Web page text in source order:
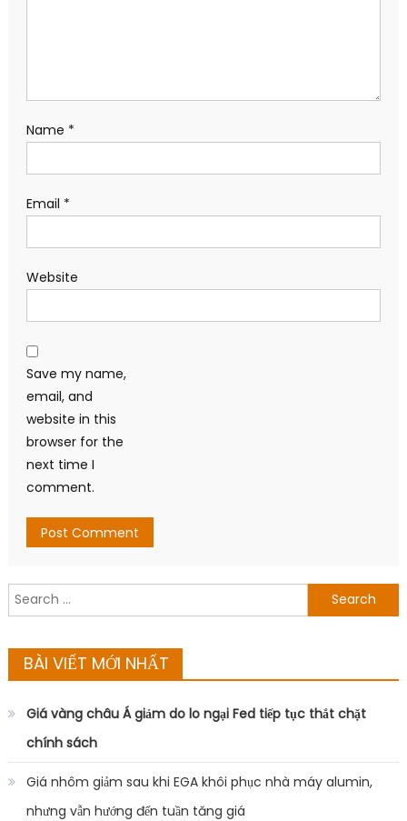
Name *
Email *
Website
Save my name,
email, and
website in this
browser for the
next time I
comment.
Search
for:
BÀI VIẾT MỚI NHẤT
Giá vàng châu Á giảm do lo ngại Fed tiếp tục thắt chặt
chính sách
Giá nhôm giảm sau khi EGA khôi phục nhà máy alumin,
nhưng vẫn hướng đến tuần tăng giá